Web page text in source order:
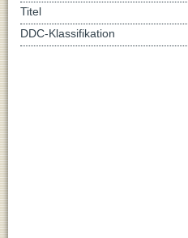
Titel
DDC-Klassifikation